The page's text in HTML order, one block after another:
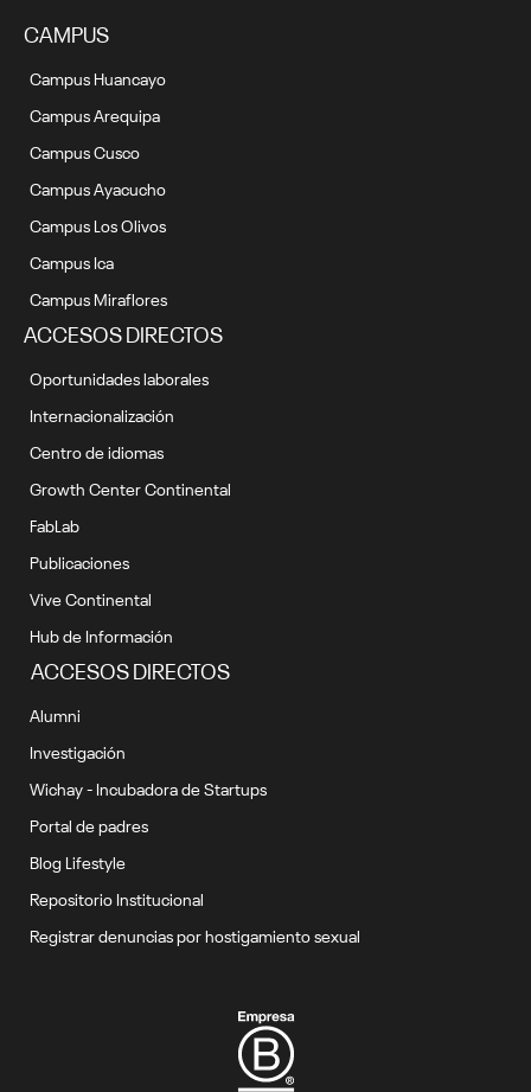
CAMPUS
Campus Huancayo
Campus Arequipa
Campus Cusco
Campus Ayacucho
Campus Los Olivos
Campus Ica
Campus Miraflores
ACCESOS DIRECTOS
Oportunidades laborales
Internacionalización
Centro de idiomas
Growth Center Continental
FabLab
Publicaciones
Vive Continental
Hub de Información
ACCESOS DIRECTOS
Alumni
Investigación
Wichay - Incubadora de Startups
Portal de padres
Blog Lifestyle
Repositorio Institucional
Registrar denuncias por hostigamiento sexual